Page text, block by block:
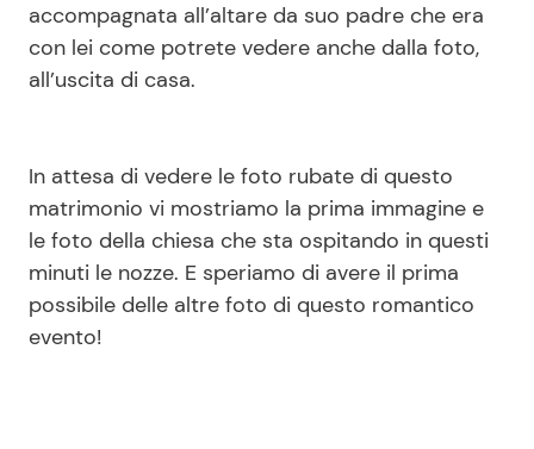
accompagnata all’altare da suo padre che era
con lei come potrete vedere anche dalla foto,
all’uscita di casa.
In attesa di vedere le foto rubate di questo
matrimonio vi mostriamo la prima immagine e
le foto della chiesa che sta ospitando in questi
minuti le nozze. E speriamo di avere il prima
possibile delle altre foto di questo romantico
evento!